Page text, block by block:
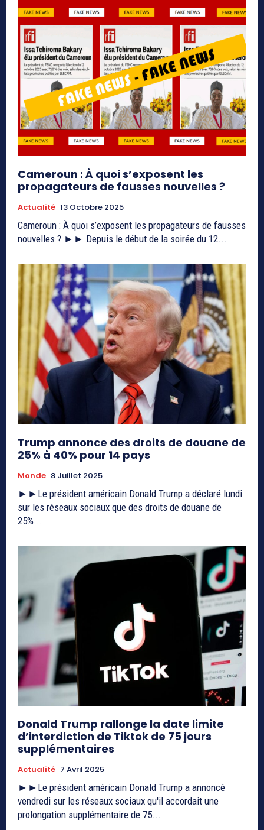
Cameroun : À quoi s’exposent les
propagateurs de fausses nouvelles ?
Actualité 13 Octobre 2025
Cameroun : À quoi s’exposent les propagateurs de fausses
nouvelles ? ►► Depuis le début de la soirée du 12...
Trump annonce des droits de douane de
25% à 40% pour 14 pays
Monde 8 Juillet 2025
►►Le président américain Donald Trump a déclaré lundi
sur les réseaux sociaux que des droits de douane de
25%...
Donald Trump rallonge la date limite
d’interdiction de Tiktok de 75 jours
supplémentaires
Actualité 7 Avril 2025
►►Le président américain Donald Trump a annoncé
vendredi sur les réseaux sociaux qu'il accordait une
prolongation supplémentaire de 75...